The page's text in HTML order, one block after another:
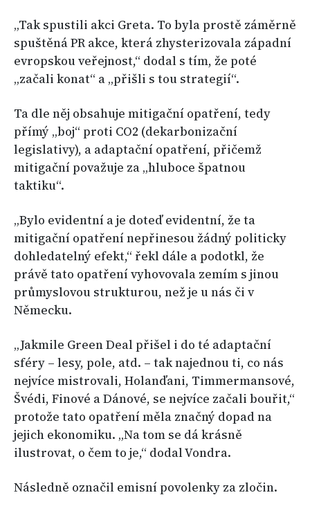
„Tak spustili akci Greta. To byla prostě záměrně
spuštěná PR akce, která zhysterizovala západní
evropskou veřejnost,“ dodal s tím, že poté
„začali konat“ a „přišli s tou strategií“.
Ta dle něj obsahuje mitigační opatření, tedy
přímý „boj“ proti CO2 (dekarbonizační
legislativy), a adaptační opatření, přičemž
mitigační považuje za „hluboce špatnou
taktiku“.
„Bylo evidentní a je doteď evidentní, že ta
mitigační opatření nepřinesou žádný politicky
dohledatelný efekt,“ řekl dále a podotkl, že
právě tato opatření vyhovovala zemím s jinou
průmyslovou strukturou, než je u nás či v
Německu.
„Jakmile Green Deal přišel i do té adaptační
sféry – lesy, pole, atd. – tak najednou ti, co nás
nejvíce mistrovali, Holanďani, Timmermansové,
Švédi, Finové a Dánové, se nejvíce začali bouřit,“
protože tato opatření měla značný dopad na
jejich ekonomiku. „Na tom se dá krásně
ilustrovat, o čem to je,“ dodal Vondra.
Následně označil emisní povolenky za zločin.